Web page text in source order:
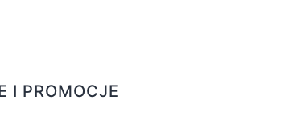
I PROMOCJE